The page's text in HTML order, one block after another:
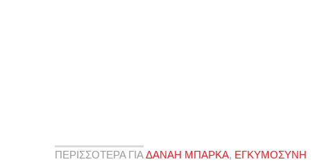
ΠΕΡΙΣΣΟΤΕΡΑ ΓΙΑΔΑΝΑΗ ΜΠΑΡΚΑ, ΕΓΚΥΜΟΣΥΝΗ